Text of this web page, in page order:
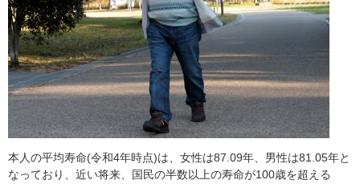
本人の平均寿命(令和4年時点)は、女性は87.09年、男性は81.05年と
なっており、近い将来、国民の半数以上の寿命が100歳を超える